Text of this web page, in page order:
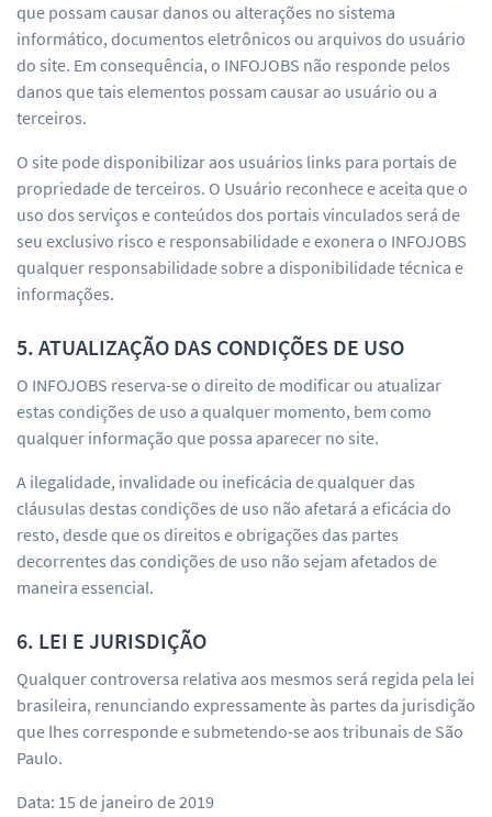
que possam causar danos ou alterações no sistema
informático, documentos eletrônicos ou arquivos do usuário
do site. Em consequência, o INFOJOBS não responde pelos
danos que tais elementos possam causar ao usuário ou a
terceiros.
O site pode disponibilizar aos usuários links para portais de
propriedade de terceiros. O Usuário reconhece e aceita que o
uso dos serviços e conteúdos dos portais vinculados será de
seu exclusivo risco e responsabilidade e exonera o INFOJOBS
qualquer responsabilidade sobre a disponibilidade técnica e
informações.
5. ATUALIZAÇÃO DAS CONDIÇÕES DE USO
O INFOJOBS reserva-se o direito de modificar ou atualizar
estas condições de uso a qualquer momento, bem como
qualquer informação que possa aparecer no site.
A ilegalidade, invalidade ou ineficácia de qualquer das
cláusulas destas condições de uso não afetará a eficácia do
resto, desde que os direitos e obrigações das partes
decorrentes das condições de uso não sejam afetados de
maneira essencial.
6. LEI E JURISDIÇÃO
Qualquer controversa relativa aos mesmos será regida pela lei
brasileira, renunciando expressamente às partes da jurisdição
que lhes corresponde e submetendo-se aos tribunais de São
Paulo.
Data: 15 de janeiro de 2019